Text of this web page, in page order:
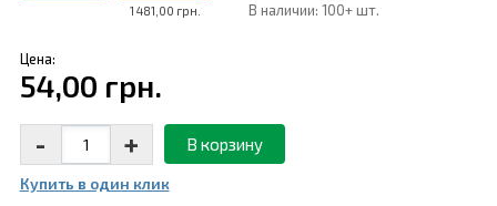
1 481,00 грн. В наличии: 100+ шт.
Цена:
54,00 грн.
- + В корзину
Купить в один клик